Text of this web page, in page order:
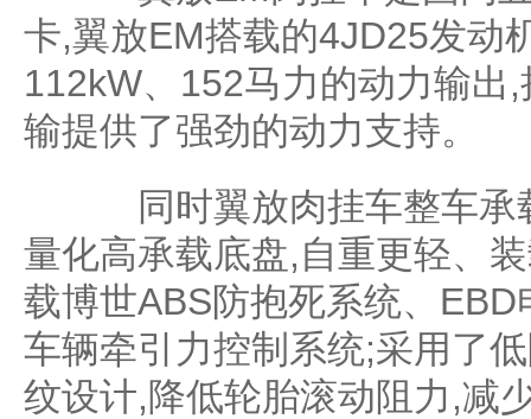
卡,翼放EM搭载的4JD25发动
112kW、152马力的动力输出
输提供了强劲的动力支持。
同时翼放肉挂车整车承
量化高承载底盘,自重更轻、
载博世ABS防抱死系统、
车辆牵引力控制系统;采用了
纹设计,降低轮胎滚动阻力,减